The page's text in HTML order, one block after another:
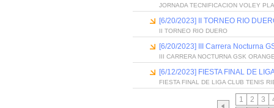
JORNADA TECNIFICACION VOLEY
[6/20/2023] II TORNEO RIO
II TORNEO RIO DUERO
[6/20/2023] III Carrera Nocturna
III CARRERA NOCTURNA GSK
[6/12/2023] FIESTA FINAL DE
FIESTA FINAL DE LIGA CLUB TENIS
1 2 3